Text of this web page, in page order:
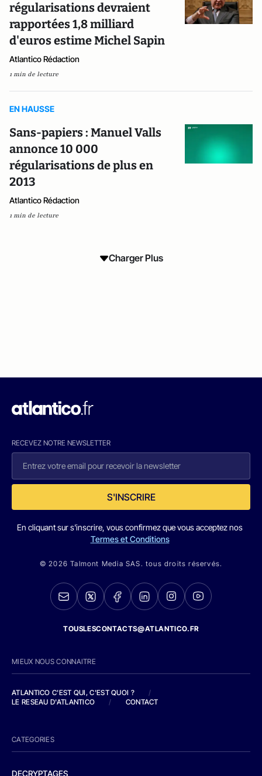
régularisations devraient
rapportées 1,8 milliard
d'euros estime Michel Sapin
Atlantico Rédaction
1 min de lecture
EN HAUSSE
Sans-papiers : Manuel Valls
annonce 10 000
régularisations de plus en
2013
Atlantico Rédaction
1 min de lecture
Charger Plus
RECEVEZ NOTRE NEWSLETTER
S'INSCRIRE
En cliquant sur s'inscrire, vous confirmez que vous acceptez nos
Termes et Conditions
© 2026 Talmont Media SAS. tous droits réservés.
TOUSLESCONTACTS@ATLANTICO.FR
MIEUX NOUS CONNAITRE
ATLANTICO C'EST QUI, C'EST QUOI ?
/
LE RESEAU D'ATLANTICO
/ CONTACT
CATEGORIES
DECRYPTAGES